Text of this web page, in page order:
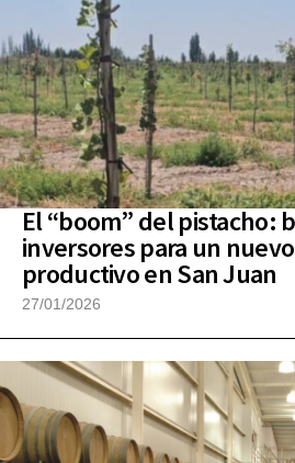
El “boom” del pistacho:
inversores para un
productivo en San Juan
27/01/2026